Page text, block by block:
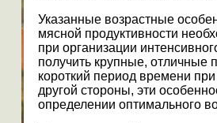
Указанные возрастные
мясной продуктивности
при организации
получить крупные, отличные
короткий период времени
другой стороны, эти
определении оптимального